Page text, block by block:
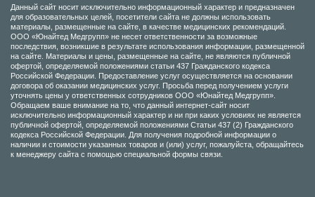
Данный сайт носит исключительно информационный характер и предназначен
для образовательных целей, посетители сайта не должны использовать
материалы, размещенные на сайте, в качестве медицинских рекомендаций.
ООО «Юнайтед Медгрупп» не несет ответственности за возможные
последствия, возникшие в результате использования информации, размещенной
на сайте. Материалы и цены, размещенные на сайте, не являются публичной
офертой, определяемой положениями статьи 437 Гражданского кодекса
Российской Федерации. Предоставление услуг осуществляется на основании
договора об оказании медицинских услуг. Просьба перед получением услуги
уточнять цены у ответственных сотрудников ООО «Юнайтед Медгрупп».
Обращаем ваше внимание на то, что данный интернет-сайт носит
исключительно информационный характер и ни при каких условиях не является
публичной офертой, определяемой положениями Статьи 437 (2) Гражданского
кодекса Российской Федерации. Для получения подробной информации о
наличии и стоимости указанных товаров и (или) услуг, пожалуйста, обращайтесь
к менеджеру сайта с помощью специальной формы связи.